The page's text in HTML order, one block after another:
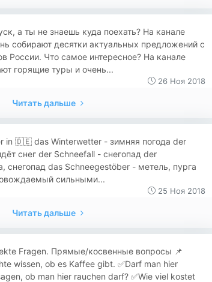
а ты не знаешь куда поехать? На канале
собирают десятки актуальных предложений с
России. Что самое интересное? На канале
горящие туры и очень...
26 Ноя 2018
Читать дальше
in 🇩🇪 das Winterwetter - зимняя погода der
снег der Schneefall - снегопад der
снегопад das Schneegestöber - метель, пурга
сильными...
25 Ноя 2018
Читать дальше
Fragen. Прямые/косвенные вопросы 📌
wissen, ob es Kaffee gibt. ✅Darf man hier
ob man hier rauchen darf? ✅Wie viel kostet